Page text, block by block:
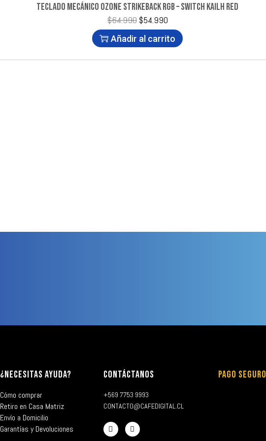
TECLADO MECÁNICO OZONE STRIKEBACK RGB – SWITCH KAILH RED
$64.990 $54.990
Añadir al carrito
¿NECESITAS AYUDA?
Cómo comprar
Retiro en Casa Matriz
Envío a Domicilio
Garantías y Devoluciones
CONTÁCTANOS
+569 7753 9993
CONTACTO@CAFEDIGITAL.CL
PAGO SEGURO